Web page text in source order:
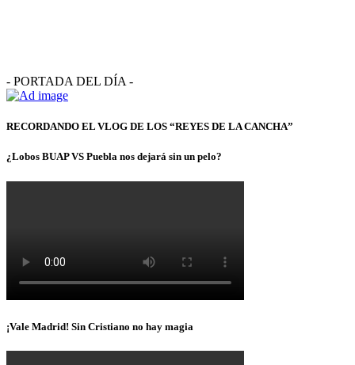
- PORTADA DEL DÍA -
RECORDANDO EL VLOG DE LOS “REYES DE LA CANCHA”
¿Lobos BUAP VS Puebla nos dejará sin un pelo?
¡Vale Madrid! Sin Cristiano no hay magia